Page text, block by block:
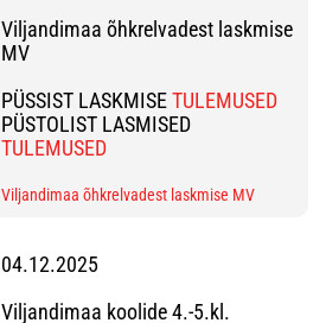
Viljandimaa õhkrelvadest laskmise
MV
PÜSSIST LASKMISETULEMUSED
PÜSTOLIST LASMISED
TULEMUSED
Viljandimaa õhkrelvadest laskmise MV
04.12.2025
Viljandimaa koolide 4.-5.kl.